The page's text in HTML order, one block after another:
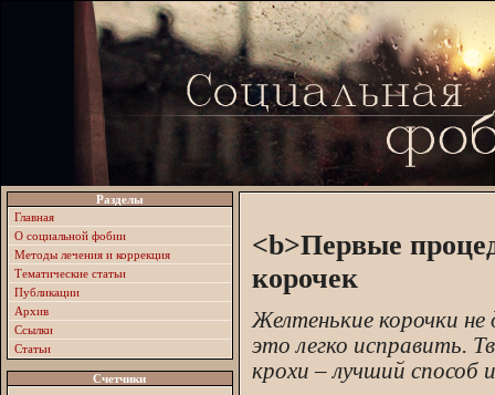
Разделы
Главная
О социальной фобии
Методы лечения и коррекция
Тематические статьи
Публикации
Архив
Ссылки
Статьи
Счетчики
<b>Первые
корочек
Желтенькие корочки
это легко исправить.
крохи – лучший способ